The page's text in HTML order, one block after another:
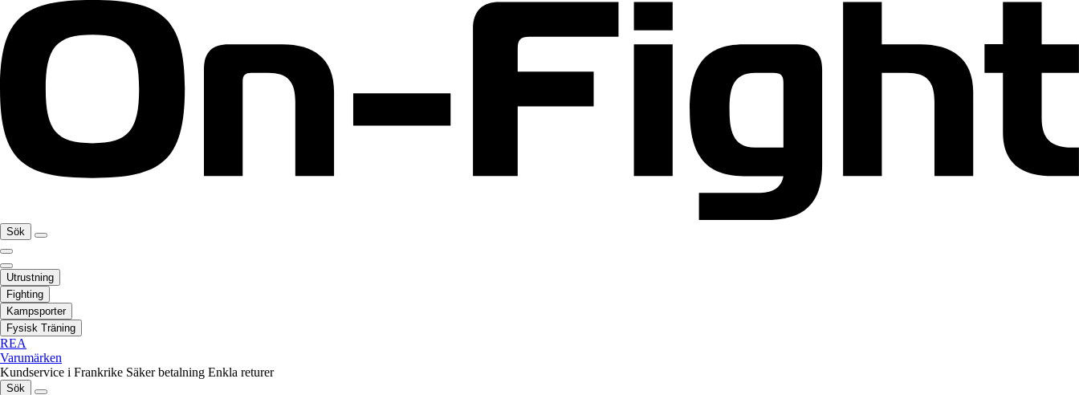
Sök
Utrustning
Fighting
Kampsporter
Fysisk Träning
REA
Varumärken
Kundservice i Frankrike Säker betalning Enkla returer
Sök